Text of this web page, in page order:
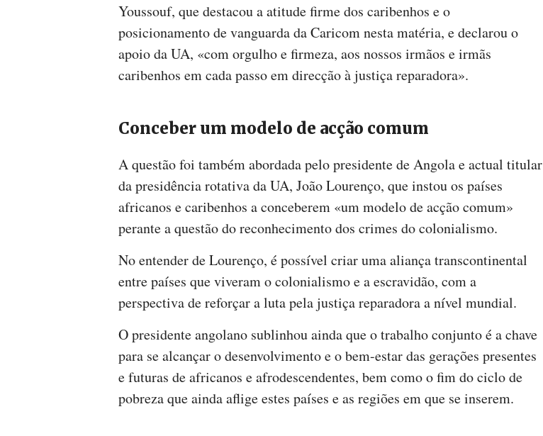
Youssouf, que destacou a atitude firme dos caribenhos e o
posicionamento de vanguarda da Caricom nesta matéria, e declarou o
apoio da UA, «com orgulho e firmeza, aos nossos irmãos e irmãs
caribenhos em cada passo em direcção à justiça reparadora».
Conceber um modelo de acção comum
A questão foi também abordada pelo presidente de Angola e actual titular
da presidência rotativa da UA, João Lourenço, que instou os países
africanos e caribenhos a conceberem «um modelo de acção comum»
perante a questão do reconhecimento dos crimes do colonialismo.
No entender de Lourenço, é possível criar uma aliança transcontinental
entre países que viveram o colonialismo e a escravidão, com a
perspectiva de reforçar a luta pela justiça reparadora a nível mundial.
O presidente angolano sublinhou ainda que o trabalho conjunto é a chave
para se alcançar o desenvolvimento e o bem-estar das gerações presentes
e futuras de africanos e afrodescendentes, bem como o fim do ciclo de
pobreza que ainda aflige estes países e as regiões em que se inserem.